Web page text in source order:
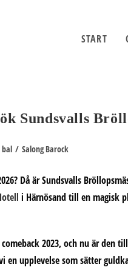
START
Sundsvalls
bal / Salong Barock
Då är Sundsvalls
i Härnösand till en magisk
2023, och nu är den
en upplevelse som sätter